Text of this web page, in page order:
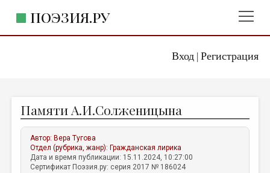
Вход| Регистрация
ПОЭЗИЯ.РУ
ЖАНРЫ
АВТОРЫ
КОММЕНТАРИИ
Памяти А.И.Солженицына
Автор: Вера Тугова
Отдел (рубрика, жанр): Гражданская лирика
Дата и время публикации: 15.11.2024, 10:27:00
Сертификат Поэзия.ру: серия 2017 № 186024